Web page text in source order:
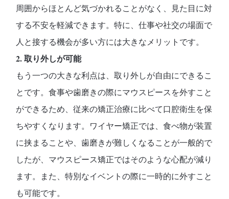
周囲からほとんど気づかれることがなく、見た目に対
する不安を軽減できます。特に、仕事や社交の場面で
人と接する機会が多い方には大きなメリットです。
2. 取り外しが可能
もう一つの大きな利点は、取り外しが自由にできるこ
とです。食事や歯磨きの際にマウスピースを外すこと
ができるため、従来の矯正治療に比べて口腔衛生を保
ちやすくなります。ワイヤー矯正では、食べ物が装置
に挟まることや、歯磨きが難しくなることが一般的で
したが、マウスピース矯正ではそのような心配が減り
ます。また、特別なイベントの際に一時的に外すこと
も可能です。